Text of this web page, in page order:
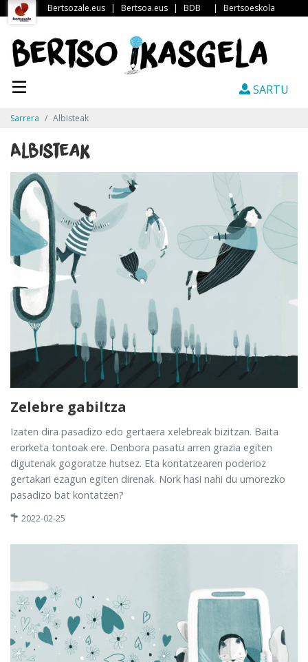
Bertsozale.eus | Bertsoa.eus | BDB | Bertsoeskola
SARTU
Sarrera Albisteak
Albisteak
Zelebre gabiltza
Izaten dira pasadizo edo gertaera xelebreak bizitzan. Baita
erorketa tontoak ere. Denbora pasatu arren grazia egiten
digutenak gogoratze hutsez. Eta kontatzearen poderioz
gertakari ezagun egiten direnak. Nork hasi nahi du umorezko
pasadizo bat kontatzen?
2022-02-25